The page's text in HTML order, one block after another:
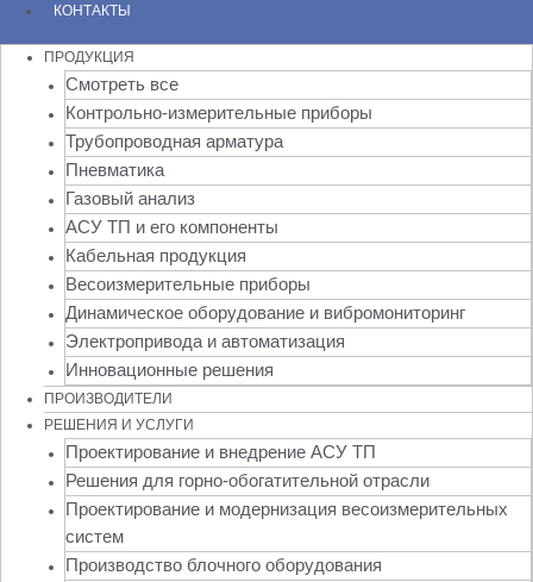
КОНТАКТЫ
ПРОДУКЦИЯ
Смотреть все
Контрольно-измерительные приборы
Трубопроводная арматура
Пневматика
Газовый анализ
АСУ ТП и его компоненты
Кабельная продукция
Весоизмерительные приборы
Динамическое оборудование и вибромониторинг
Электропривода и автоматизация
Инновационные решения
ПРОИЗВОДИТЕЛИ
РЕШЕНИЯ И УСЛУГИ
Проектирование и внедрение АСУ ТП
Решения для горно-обогатительной отрасли
Проектирование и модернизация весоизмерительных
систем
Производство блочного оборудования